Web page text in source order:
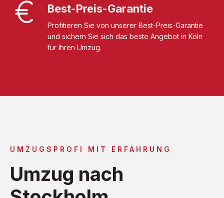
Best-Preis-Garantie
Profitieren Sie von unserer Best-Preis-Garantie
und sichern Sie sich das beste Angebot in Köln
für Ihren Umzug.
UMZUGSPROFI MIT ERFAHRUNG
Umzug nach